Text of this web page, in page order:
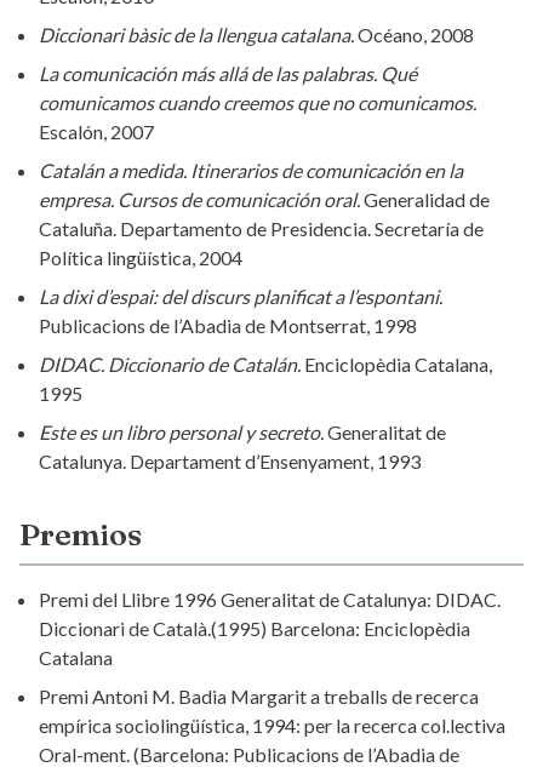
Diccionari bàsic de la llengua catalana.Océano, 2008
La comunicación más allá de las palabras. Qué
comunicamos cuando creemos que no comunicamos.
Escalón, 2007
Catalán a medida. Itinerarios de comunicación en la
empresa. Cursos de comunicación oral.Generalidad de
Cataluña. Departamento de Presidencia. Secretaría de
Política lingüística, 2004
La dixi d’espai: del discurs planificat a l’espontani.
Publicacions de l’Abadia de Montserrat, 1998
DIDAC. Diccionario de Catalán. Enciclopèdia Catalana,
1995
Este es un libro personal y secreto.Generalitat de
Catalunya. Departament d’Ensenyament, 1993
Premios
Premi del Llibre 1996 Generalitat de Catalunya: DIDAC.
Diccionari de Català.(1995) Barcelona: Enciclopèdia
Catalana
Premi Antoni M. Badia Margarit a treballs de recerca
empírica sociolingüística, 1994: per la recerca col.lectiva
Oral-ment. (Barcelona: Publicacions de l’Abadia de